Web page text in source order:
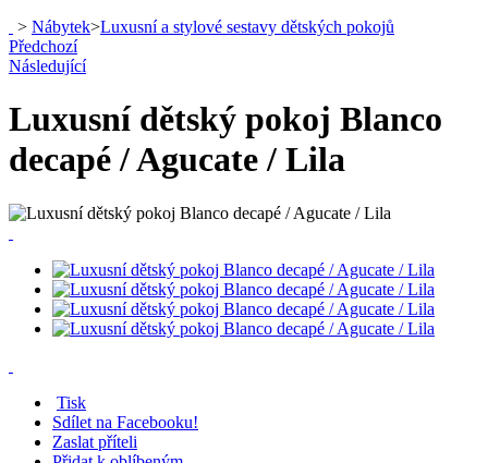
> Nábytek>Luxusní a stylové sestavy dětských pokojů
Předchozí
Následující
Luxusní dětský pokoj Blanco
decapé / Agucate / Lila
Tisk
Sdílet na Facebooku!
Zaslat příteli